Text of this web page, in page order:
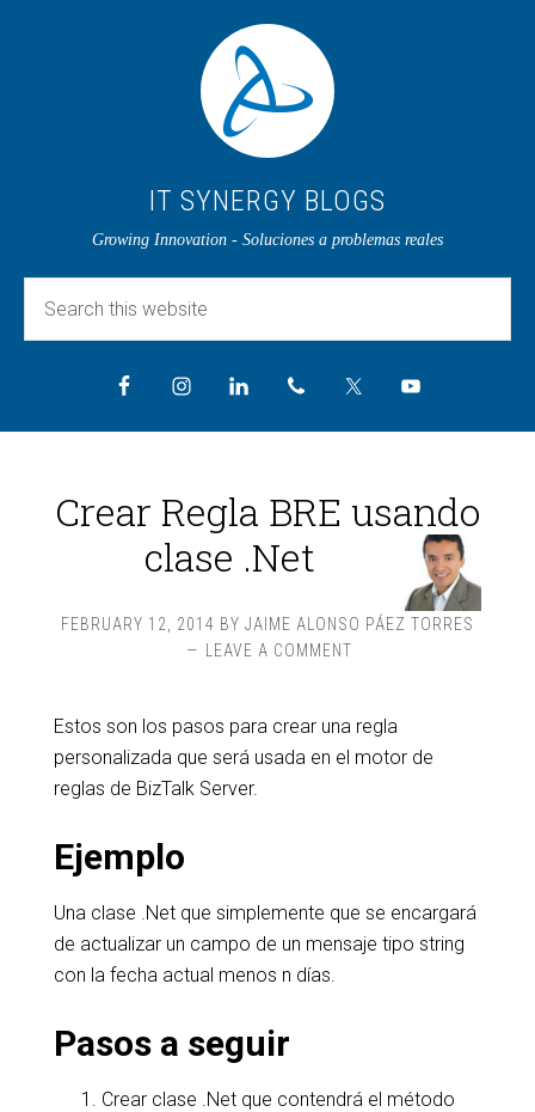
IT SYNERGY BLOGS
Growing Innovation - Soluciones a problemas reales
Crear Regla BRE usando
clase .Net
FEBRUARY 12, 2014 BY JAIME ALONSO PÁEZ TORRES
LEAVE A COMMENT
Estos son los pasos para crear una regla
personalizada que será usada en el motor de
reglas de BizTalk Server.
Ejemplo
Una clase .Net que simplemente que se encargará
de actualizar un campo de un mensaje tipo string
con la fecha actual menos n días.
Pasos a seguir
Crear clase .Net que contendrá el método